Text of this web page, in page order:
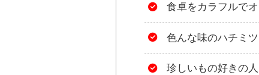
食卓をカラフルで
色んな味のハチミ
珍しいもの好きの人